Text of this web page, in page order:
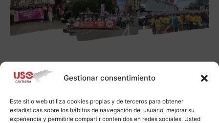
Gestionar consentimiento
Este sitio web utiliza cookies propias y de terceros para obtener
estadísticas sobre los hábitos de navegación del usuario, mejorar su
experiencia y permitirle compartir contenidos en redes sociales. Usted